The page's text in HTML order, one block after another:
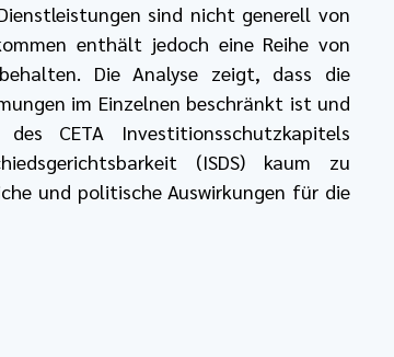
sind nicht generell von
enthält jedoch eine Reihe von
Die Analyse zeigt, dass die
im Einzelnen beschränkt ist und
CETA Investitionsschutzkapitels
(ISDS) kaum zu
und politische Auswirkungen für die